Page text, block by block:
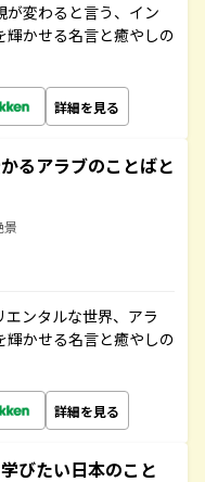
変わると言う、イン
輝かせる名言と癒やしの
詳細を見る
るアラブのことばと
景
ンタルな世界、アラ
かせる名言と癒やしの
詳細を見る
びたい日本のこと